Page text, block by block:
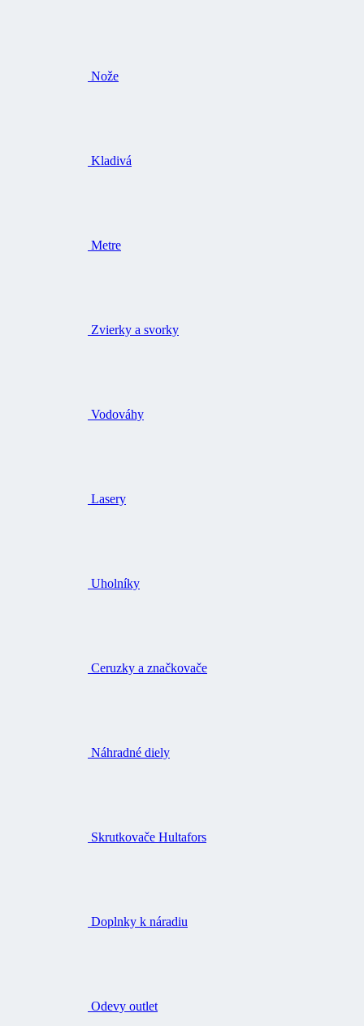
Nože
Kladivá
Metre
Zvierky a svorky
Vodováhy
Lasery
Uholníky
Ceruzky a značkovače
Náhradné diely
Skrutkovače Hultafors
Doplnky k náradiu
Odevy outlet